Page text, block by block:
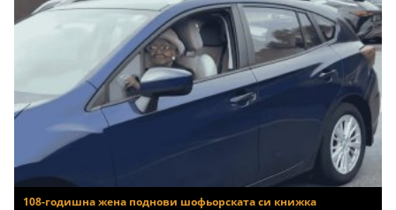
108-годишна жена поднови шофьорската си книжка